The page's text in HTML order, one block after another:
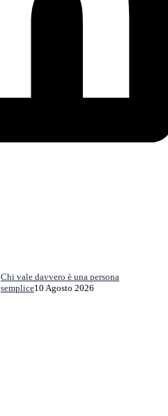
Chi vale davvero è una persona
semplice10 Agosto 2026